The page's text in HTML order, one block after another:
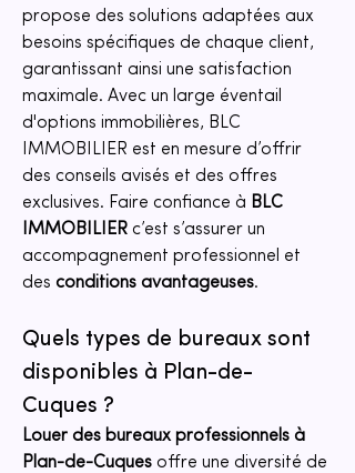
propose des solutions adaptées aux
besoins spécifiques de chaque client,
garantissant ainsi une satisfaction
maximale. Avec un large éventail
d'options immobilières, BLC
IMMOBILIER est en mesure d’offrir
des conseils avisés et des offres
exclusives. Faire confiance à BLC
IMMOBILIER c’est s’assurer un
accompagnement professionnel et
des conditions avantageuses.
Quels types de bureaux sont
disponibles à Plan-de-
Cuques ?
Louer des bureaux professionnels à
Plan-de-Cuques offre une diversité de